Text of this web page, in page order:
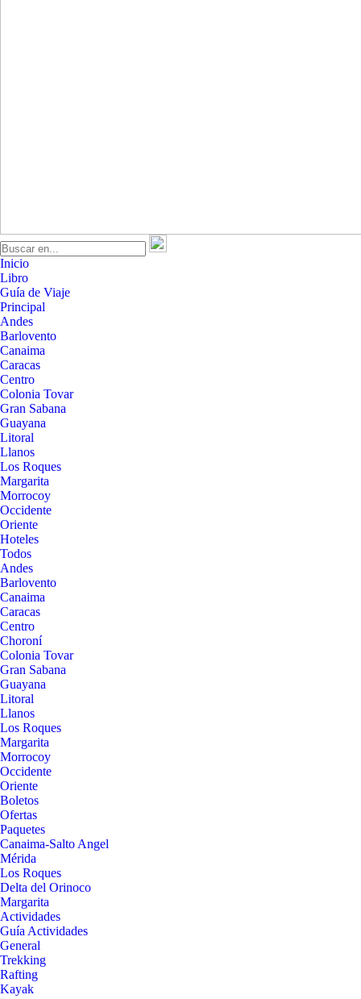
Inicio
Libro
Guía de Viaje
Principal
Andes
Barlovento
Canaima
Caracas
Centro
Colonia Tovar
Gran Sabana
Guayana
Litoral
Llanos
Los Roques
Margarita
Morrocoy
Occidente
Oriente
Hoteles
Todos
Andes
Barlovento
Canaima
Caracas
Centro
Choroní
Colonia Tovar
Gran Sabana
Guayana
Litoral
Llanos
Los Roques
Margarita
Morrocoy
Occidente
Oriente
Boletos
Ofertas
Paquetes
Canaima-Salto Angel
Mérida
Los Roques
Delta del Orinoco
Margarita
Actividades
Guía Actividades
General
Trekking
Rafting
Kayak